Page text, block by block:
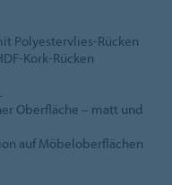
Polyestervlies-Rücken
Kork-Rücken
Oberfläche – matt und
auf Möbeloberflächen